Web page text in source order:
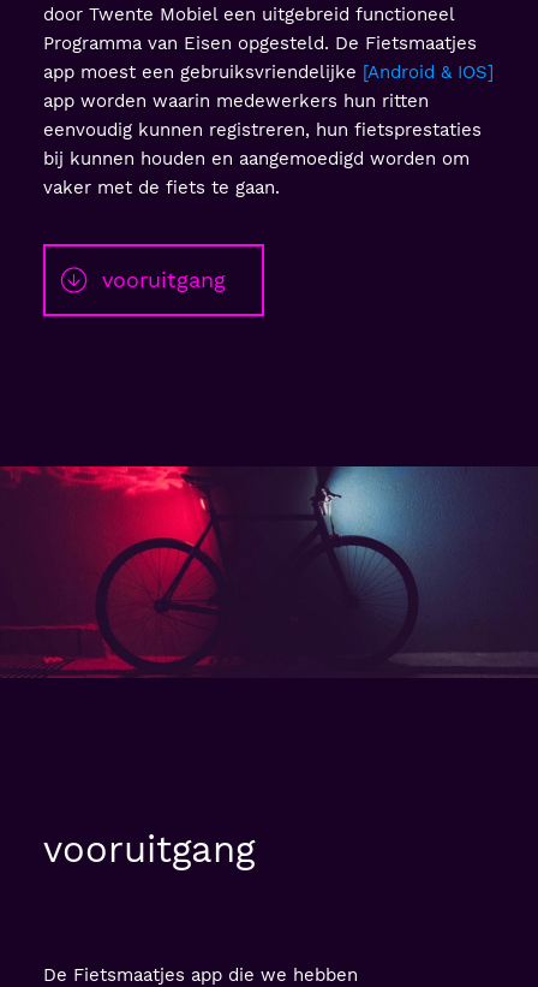
door Twente Mobiel een uitgebreid functioneel
Programma van Eisen opgesteld. De Fietsmaatjes
app moest een gebruiksvriendelijke Android & IOS
app worden waarin medewerkers hun ritten
eenvoudig kunnen registreren, hun fietsprestaties
bij kunnen houden en aangemoedigd worden om
vaker met de fiets te gaan.
vooruitgang
vooruitgang
De Fietsmaatjes app die we hebben